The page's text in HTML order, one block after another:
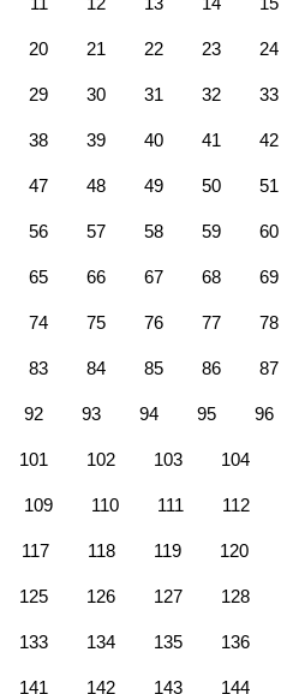
20 21 22 23 24
29 30 31 32 33
38 39 40 41 42
47 48 49 50 51
56 57 58 59 60
65 66 67 68 69
74 75 76 77 78
83 84 85 86 87
92 93 94 95 96
101 102 103 104
109 110 111 112
117 118 119 120
125 126 127 128
133 134 135 136
141 142 143 144